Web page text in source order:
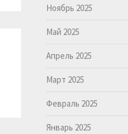
Ноябрь 2025
Май 2025
Апрель 2025
Март 2025
Февраль 2025
Январь 2025